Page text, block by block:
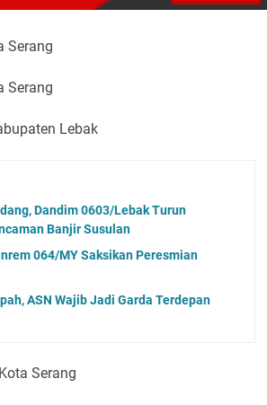
Serang
Serang
Lebak
Dandim 0603/Lebak Turun
Banjir Susulan
064/MY Saksikan Peresmian
ASN Wajib Jadi Garda Terdepan
Serang